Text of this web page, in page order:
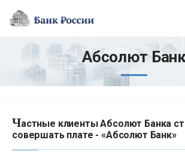
Абсолют
Частные клиенты Абсолют Банка
совершать плате - «Абсолют Банк»